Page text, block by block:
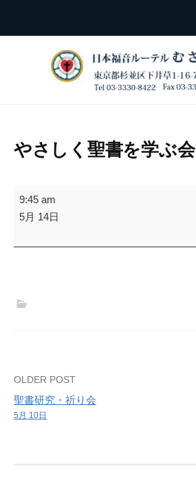
やさしく聖書を学ぶ会
や
さ
く
9:45 am
5月 14日
Post
navigation
OLDER POST
聖書研究・祈り会
5月 10日